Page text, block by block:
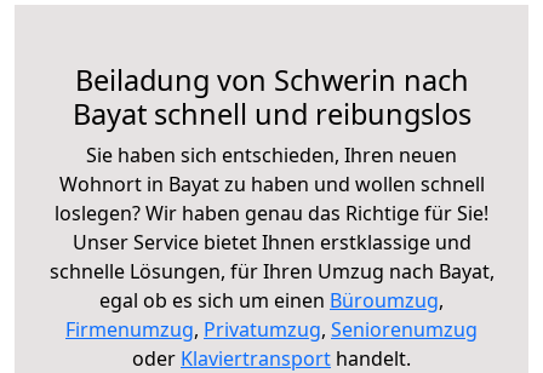
Beiladung von Schwerin nach
Bayat schnell und reibungslos
Sie haben sich entschieden, Ihren neuen
Wohnort in Bayat zu haben und wollen schnell
loslegen? Wir haben genau das Richtige für Sie!
Unser Service bietet Ihnen erstklassige und
schnelle Lösungen, für Ihren Umzug nach Bayat,
egal ob es sich um einen Büroumzug,
Firmenumzug, Privatumzug, Seniorenumzug
oder Klaviertransport handelt.